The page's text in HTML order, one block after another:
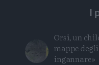
I
Orsi, un
mappe
ingannare»